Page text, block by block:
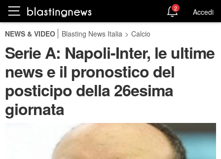
2 Accedi
NEWS & VIDEO Blasting News Italia > Calcio
Serie A: Napoli-Inter, le ultime
news e il pronostico del
posticipo della 26esima
giornata